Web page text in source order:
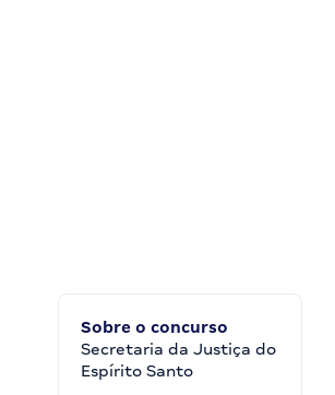
Sobre o concurso
Secretaria da Justiça do
Espírito Santo